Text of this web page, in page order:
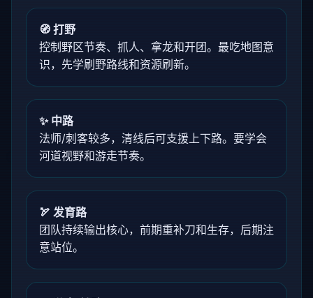
🧭 打野
控制野区节奏、抓人、拿龙和开团。最吃地图意
识，先学刷野路线和资源刷新。
✨ 中路
法师/刺客较多，清线后可支援上下路。要学会
河道视野和游走节奏。
🏹 发育路
团队持续输出核心，前期重补刀和生存，后期注
意站位。